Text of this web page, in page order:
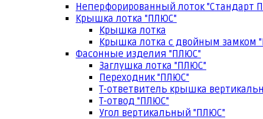
Неперфорированный лоток "Стандарт
Крышка лотка "ПЛЮС"
Крышка лотка
Крышка лотка с двойным замком
Фасонные изделия "ПЛЮС"
Заглушка лотка "ПЛЮС"
Переходник "ПЛЮС"
Т-ответвитель крышка
Т-отвод "ПЛЮС"
Угол вертикальный "ПЛЮС"